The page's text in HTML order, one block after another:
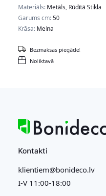
Materiāls: Metāls, Rūdītā Stikla
Garums cm:50
Krāsa: Melna
Noliktavā
Bezmaksas piegāde!
Kontakti
klientiem@bonideco.lv
I-V 11:00-18:00